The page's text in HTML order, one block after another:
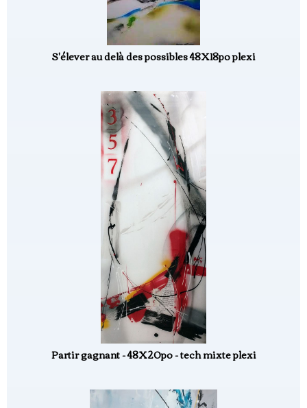
S'élever au delà des possibles 48X18po plexi
Partir gagnant - 48X20po - tech mixte plexi